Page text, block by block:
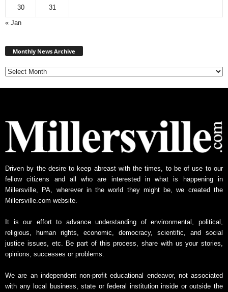
30
31
« Jan
Monthly News Archive
Driven by the desire to keep abreast with the times, to be of use to our
fellow citizens and all who are interested in what is happening in
Millersville, PA, wherever in the world they might be, we created the
Millersville.com website.
It is our effort to advance understanding of environmental, political,
religious, human rights, economic, democracy, scientific, and social
justice issues, etc. Be part of this process, share with us your stories,
opinions, successes or problems.
We are an independent non-profit educational endeavor, not associated
with any local business, state or federal institution inside or outside the